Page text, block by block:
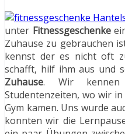
unter Fitnessgeschenke
Zuhause zu gebrauchen
kennst der es nicht oft
schafft, hilf ihm aus und
Zuhause. Wir
Studentenzeiten, wo wir
Gym kamen. Uns wurde
konnten wir die